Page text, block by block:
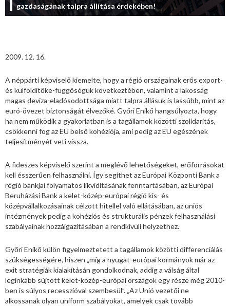
gazdaságának talpra állítása érdekében!
2009. 12. 16.
A néppárti képviselő kiemelte, hogy a régió országainak erős export-
és külfölditőke-függőségük következtében, valamint a lakosság
magas deviza-eladósodottsága miatt talpra állásuk is lassúbb, mint az
euró-övezet biztonságát élvezőké. Győri Enikő hangsúlyozta, hogy
ha nem működik a gyakorlatban is a tagállamok közötti szolidaritás,
csökkenni fog az EU belső kohéziója, ami pedig az EU egészének
teljesítményét veti vissza.
A fideszes képviselő szerint a meglévő lehetőségeket, erőforrásokat
kell ésszerűen felhasználni. Így segíthet az Európai Központi Bank a
régió bankjai folyamatos likviditásának fenntartásában, az Európai
Beruházási Bank a kelet-közép-európai régió kis- és
középvállalkozásainak célzott hitellel való ellátásában, az uniós
intézmények pedig a kohéziós és strukturális pénzek felhasználási
szabályainak hozzáigazításában a rendkívüli helyzethez.
Győri Enikő külön figyelmeztetett a tagállamok közötti differenciálás
szükségességére, hiszen „míg a nyugat-európai kormányok már az
exit stratégiák kialakításán gondolkodnak, addig a válság által
leginkább sújtott kelet-közép-európai országok egy része még 2010-
ben is súlyos recesszióval szembesül”. „Az Unió vezetői ne
alkossanak olyan uniform szabályokat, amelyek csak tovább